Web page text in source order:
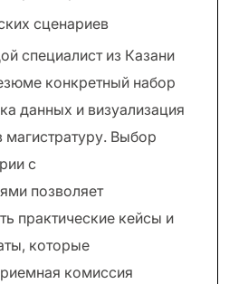
сценариев
специалист из Казани
конкретный набор
данных и визуализация
Выбор
с
позволяет
практические кейсы и
которые
комиссия